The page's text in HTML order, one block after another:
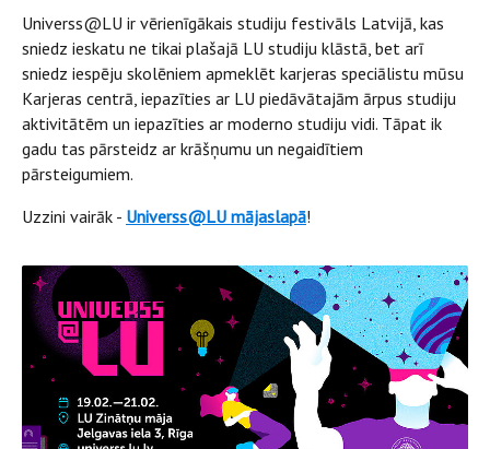
Universs@LU ir vērienīgākais studiju festivāls Latvijā, kas
sniedz ieskatu ne tikai plašajā LU studiju klāstā, bet arī
sniedz iespēju skolēniem apmeklēt karjeras speciālistu mūsu
Karjeras centrā, iepazīties ar LU piedāvātajām ārpus studiju
aktivitātēm un iepazīties ar moderno studiju vidi. Tāpat ik
gadu tas pārsteidz ar krāšņumu un negaidītiem
pārsteigumiem.
Uzzini vairāk - Universs@LU mājaslapā!